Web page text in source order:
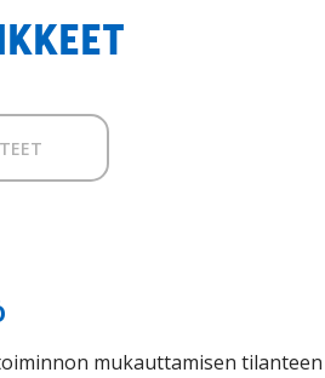
mukauttamisen tilanteen